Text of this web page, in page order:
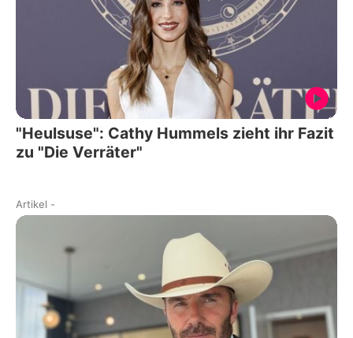
"Heulsuse": Cathy Hummels zieht ihr Fazit
zu "Die Verräter"
Artikel -